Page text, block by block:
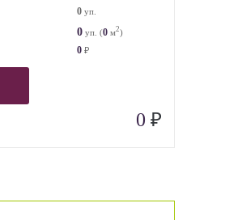
0 уп.
0 уп. (0 м2)
0 ₽
0 ₽